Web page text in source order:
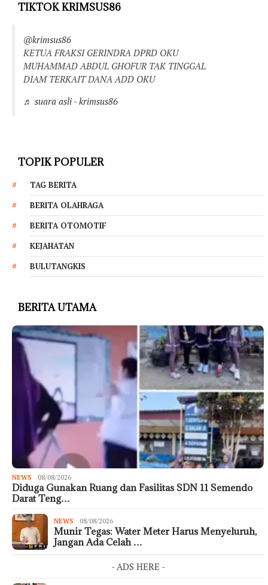
TIKTOK KRIMSUS86
@krimsus86
KETUA FRAKSI GERINDRA DPRD OKU
MUHAMMAD ABDUL GHOFUR TAK TINGGAL
DIAM TERKAIT DANA ADD OKU
♬ suara asli - krimsus86
TOPIK POPULER
TAG BERITA
BERITA OLAHRAGA
BERITA OTOMOTIF
KEJAHATAN
BULUTANGKIS
BERITA UTAMA
NEWS 08/08/2026
Diduga Gunakan Ruang dan Fasilitas SDN 11 Semendo
Darat Teng…
NEWS 08/08/2026
Munir Tegas: Water Meter Harus Menyeluruh,
Jangan Ada Celah …
- ADS HERE -